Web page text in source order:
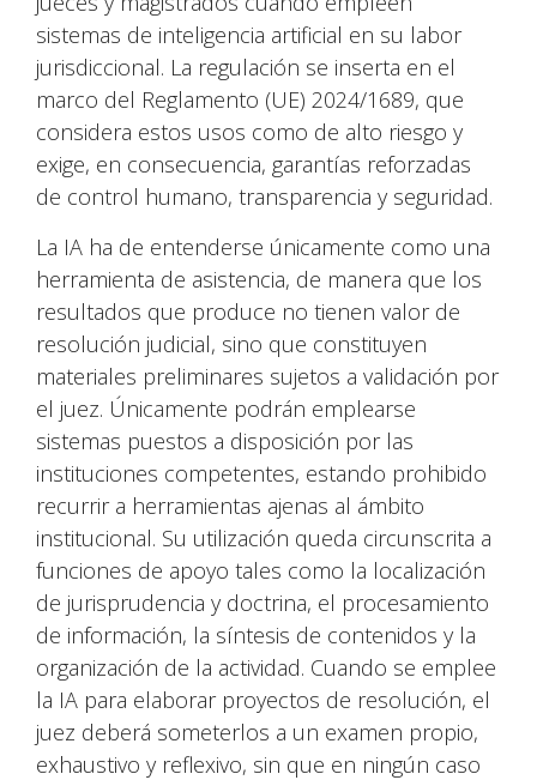
sistemas de inteligencia artificial en su labor
jurisdiccional. La regulación se inserta en el
marco del Reglamento (UE) 2024/1689, que
considera estos usos como de alto riesgo y
exige, en consecuencia, garantías reforzadas
de control humano, transparencia y seguridad.
La IA ha de entenderse únicamente como una
herramienta de asistencia, de manera que los
resultados que produce no tienen valor de
resolución judicial, sino que constituyen
materiales preliminares sujetos a validación por
el juez. Únicamente podrán emplearse
sistemas puestos a disposición por las
instituciones competentes, estando prohibido
recurrir a herramientas ajenas al ámbito
institucional. Su utilización queda circunscrita a
funciones de apoyo tales como la localización
de jurisprudencia y doctrina, el procesamiento
de información, la síntesis de contenidos y la
organización de la actividad. Cuando se emplee
la IA para elaborar proyectos de resolución, el
juez deberá someterlos a un examen propio,
exhaustivo y reflexivo, sin que en ningún caso